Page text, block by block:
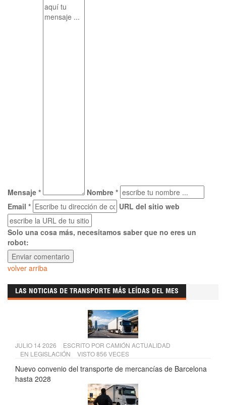
Mensaje *
Nombre *
Email *
URL del sitio web
Solo una cosa más, necesitamos saber que no eres un
robot:
volver arriba
LAS NOTICIAS DE TRANSPORTE MÁS LEÍDAS DEL MES
JULIO 14 2026 ESCRITO POR CAMIÓN ACTUALIDAD
EN LEGISLACIÓN VISTO 856 VECES
Nuevo convenio del transporte de mercancías de Barcelona
hasta 2028